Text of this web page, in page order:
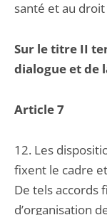
santé et au
Sur le titre II
dialogue et de
Article 7
12. Les
fixent le cadre
De tels accords
d’organisation